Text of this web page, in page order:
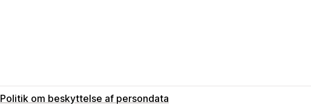
Politik om beskyttelse af persondata